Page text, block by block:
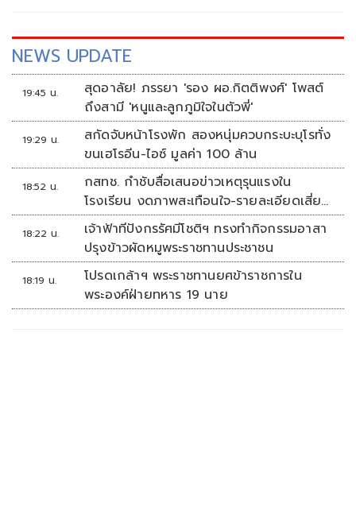
NEWS UPDATE
19:45 น.
สุดอาลัย! ภรรยา 'รอง ผอ.กิตติพงศ์' โพสต์
ถึงสามี 'หนูและลูกภูมิใจในตัวพี่'
19:29 น.
สกัดจับหน้าโรงพัก สองหนุ่มควบกระบะบุโรทั่ง
ขนเฮโรอีน-ไอซ์ มูลค่า 100 ล้าน
18:52 น.
กสทช. กำชับสื่อเสนอข่าวเหตุรุนแรงใน
โรงเรียน งดภาพสะเทือนใจ-รายละเอียดเสี่ยง
เลียนแบบ
18:22 น.
เจ้าฟ้าทีปังกรรัศมีโชติฯ ทรงทำกิจกรรมอาสา
ปรุงข้าวผัดหมูพระราชทานประชาชน
18:19 น.
โปรดเกล้าฯ พระราชทานยศข้าราชการใน
พระองค์ฝ่ายทหาร 19 นาย